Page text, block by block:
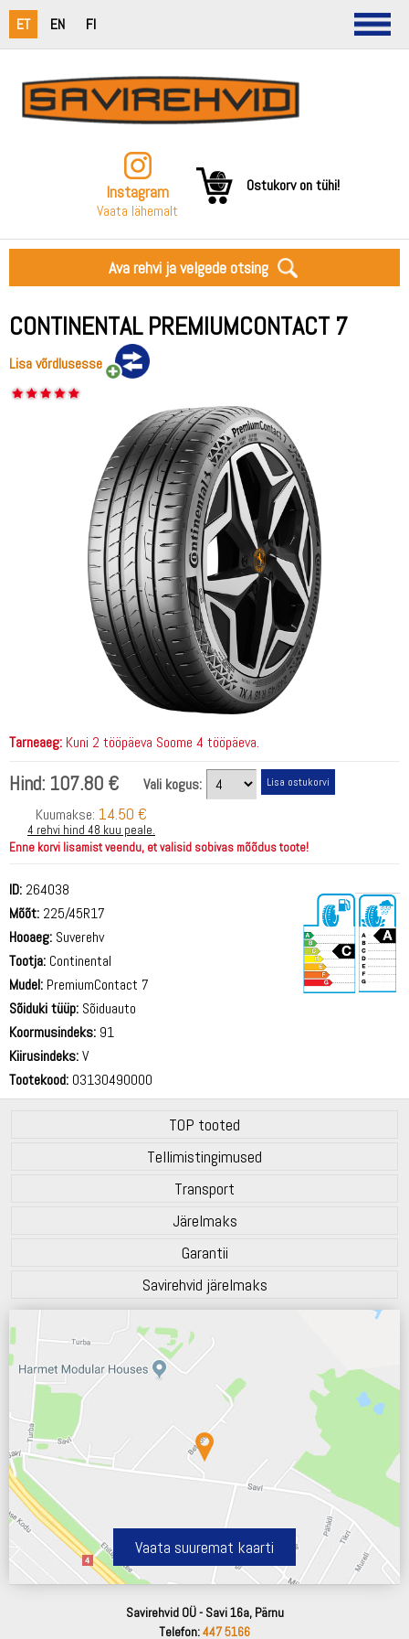
ET EN FI
Instagram
Vaata lähemalt
Ostukorv on tühi!
Ava rehvi ja velgede otsing
CONTINENTAL PREMIUMCONTACT 7
Lisa võrdlusesse
Tarneaeg: Kuni 2 tööpäeva Soome 4 tööpäeva.
Hind: 107.80 €
Vali kogus:
Kuumakse: 14.50 €
4 rehvi hind 48 kuu peale.
Enne korvi lisamist veendu, et valisid sobivas mõõdus toote!
ID: 264038
Mõõt: 225/45R17
Hooaeg: Suverehv
Tootja: Continental
Mudel: PremiumContact 7
Sõiduki tüüp: Sõiduauto
Koormusindeks: 91
Kiirusindeks:V
Tootekood: 03130490000
TOP tooted
Tellimistingimused
Transport
Järelmaks
Garantii
Savirehvid järelmaks
Vaata suuremat kaarti
Savirehvid OÜ - Savi 16a, Pärnu
Telefon:447 5166